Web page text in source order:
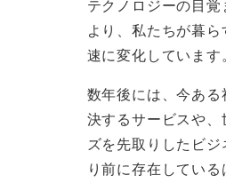
テクノロジーの目
より、私たちが暮
速に変化しています。
数年後には、今あ
決するサービスや
ズを先取りしたビ
り前に存在している